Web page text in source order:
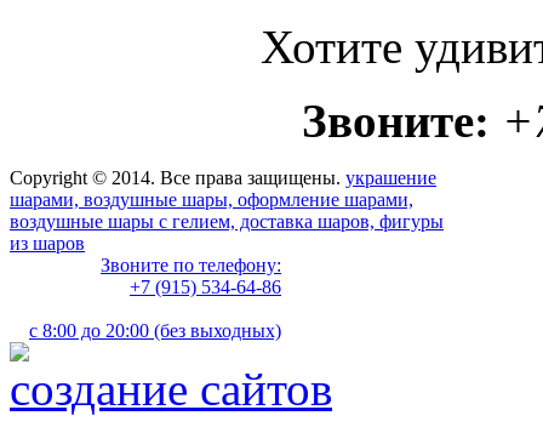
Хотите
Звоните:
Copyright © 2014. Все права защищены. украшение
шарами, воздушные шары, оформление шарами,
воздушные шары с гелием, доставка шаров, фигуры
из шаров
Звоните по телефону:
+7 (915) 534-64-86
с 8:00 до 20:00 (без выходных)
создание сайтов